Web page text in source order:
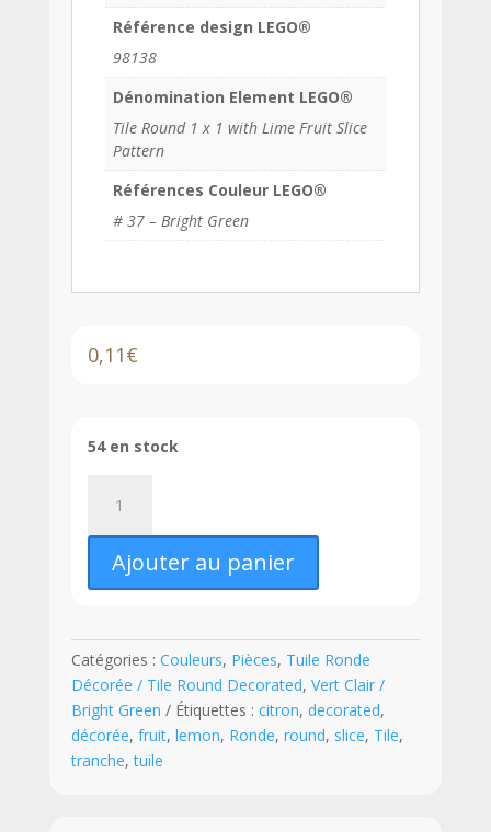
Référence design LEGO®
98138
Dénomination Element LEGO®
Tile Round 1 x 1 with Lime Fruit Slice
Pattern
Références Couleur LEGO®
# 37 – Bright Green
0,11€
54 en stock
LEGO®
Tuile
Ronde
1
x
1
Tranche
de
Fruit
Ajouter au panier
Catégories : Couleurs, Pièces, Tuile Ronde
Décorée / Tile Round Decorated, Vert Clair /
Bright Green
Étiquettes : citron, decorated,
décorée, fruit, lemon, Ronde, round, slice, Tile,
tranche,tuile